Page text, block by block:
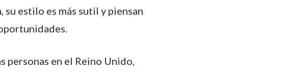
estilo es más sutil y piensan
personas en el Reino Unido,